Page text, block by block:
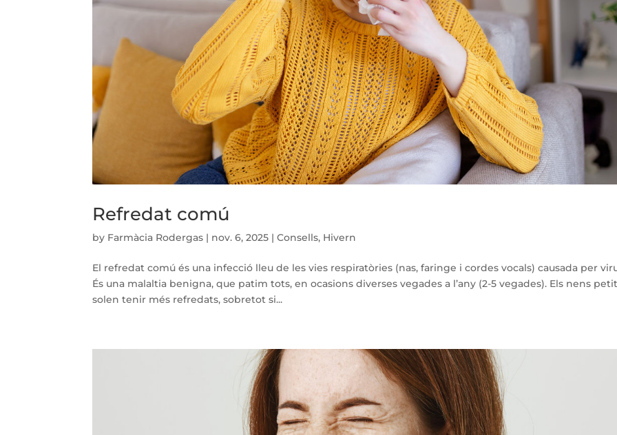
Refredat comú
by Farmàcia Rodergas | nov. 6, 2025 |Consells, Hivern
El refredat comú és una infecció lleu de les vies respiratòries (nas, faringe i cordes vocals) causada per
És una malaltia benigna, que patim tots, en ocasions diverses vegades a l’any (2-5 vegades). Els nens
solen tenir més refredats, sobretot si...